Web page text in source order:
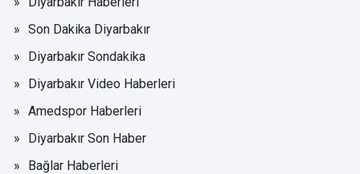
Son Dakika Diyarbakır
Diyarbakır Sondakika
Diyarbakır Video Haberleri
Amedspor Haberleri
Diyarbakır Son Haber
Bağlar Haberleri